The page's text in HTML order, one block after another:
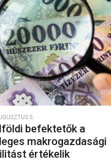
5.
befektetők a
makrogazdasági
értékelik